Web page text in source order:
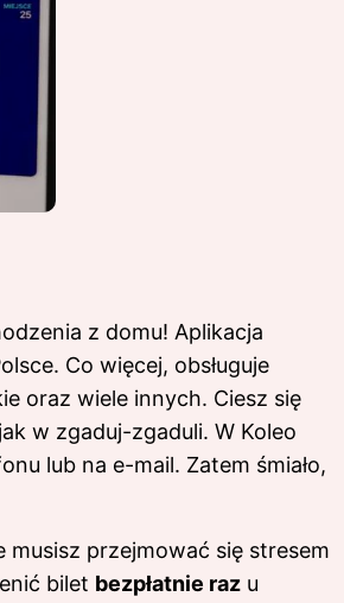
z domu! Aplikacja
Co więcej, obsługuje
oraz wiele innych. Ciesz się
w zgaduj-zgaduli. W Koleo
lub na e-mail. Zatem śmiało,
musisz przejmować się stresem
bilet bezpłatnie raz u